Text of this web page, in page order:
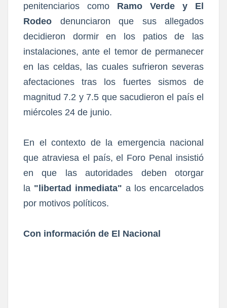
penitenciarios como Ramo Verde y El
Rodeo denunciaron que sus allegados
decidieron dormir en los patios de las
instalaciones, ante el temor de permanecer
en las celdas, las cuales sufrieron severas
afectaciones tras los fuertes sismos de
magnitud 7.2 y 7.5 que sacudieron el país el
miércoles 24 de junio.
En el contexto de la emergencia nacional
que atraviesa el país, el Foro Penal insistió
en que las autoridades deben otorgar
la "libertad inmediata" a los encarcelados
por motivos políticos.
Con información de El Nacional